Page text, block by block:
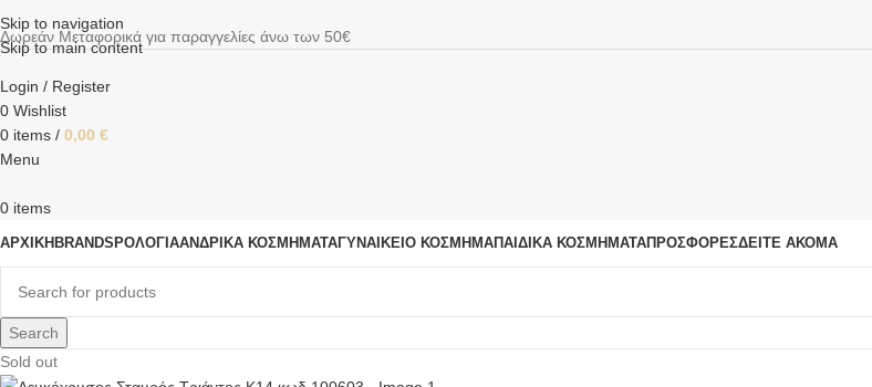
Skip to navigation
Skip to main content
Δωρεάν Μεταφορικά για παραγγελίες άνω των 50€
Login / Register
0 Wishlist
0 items / 0,00 €
Menu
0 items
ΑΡΧΙΚΗ BRANDS ΡΟΛΌΓΙΑΑΝΔΡΙΚΆ ΚΟΣΜΉΜΑΤΑΓΥΝΑΙΚΕΊΟ ΚΟΣΜΉΜΑΠΑΙΔΙΚΆ ΚΟΣΜΉΜΑΤΑΠΡΟΣΦΟΡΈΣΔΕΊΤΕ ΑΚΌΜΑ
Search
Sold out